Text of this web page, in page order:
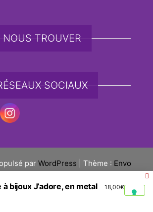
NOUS TROUVER
SOCIAUX
par WordPress Thème : Envo
icons powered by UltimatelySocial
à bijoux J’adore, en metal 18,00€